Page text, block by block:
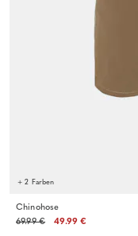
+ 2 Farben
Chinohose
69.99 €
49.99 €